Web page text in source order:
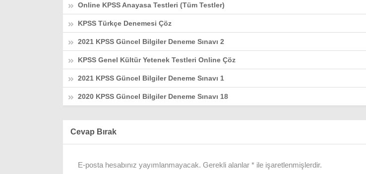
Online KPSS Anayasa Testleri (Tüm Testler)
KPSS Türkçe Denemesi Çöz
2021 KPSS Güncel Bilgiler Deneme Sınavı 2
KPSS Genel Kültür Yetenek Testleri Online Çöz
2021 KPSS Güncel Bilgiler Deneme Sınavı 1
2020 KPSS Güncel Bilgiler Deneme Sınavı 18
Cevap Bırak
E-posta hesabınız yayımlanmayacak. Gerekli alanlar * ile işaretlenmişlerdir.